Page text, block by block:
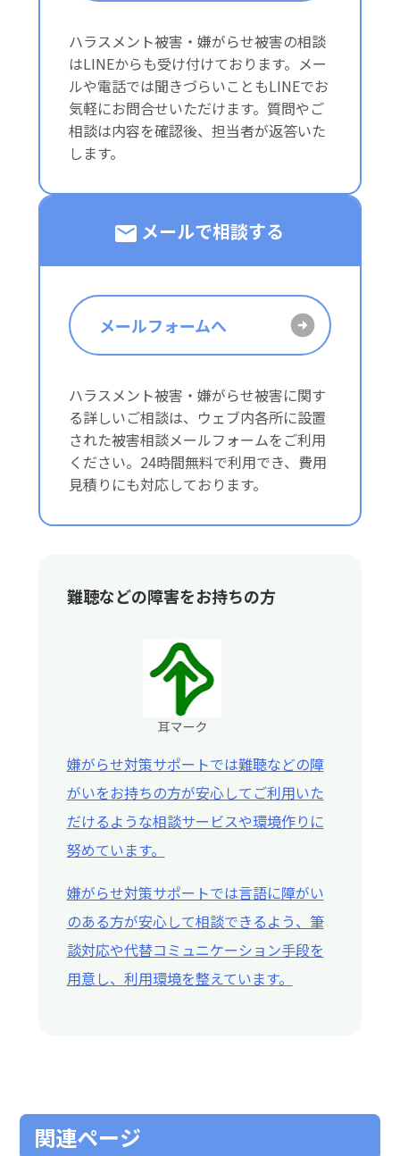
ハラスメント被害・嫌がらせ被害の相談
はLINEからも受け付けております。メー
ルや電話では聞きづらいこともLINEでお
気軽にお問合せいただけます。質問やご
相談は内容を確認後、担当者が返答いた
します。
メールで相談する
メールフォームへ
ハラスメント被害・嫌がらせ被害に関す
る詳しいご相談は、ウェブ内各所に設置
された被害相談メールフォームをご利用
ください。24時間無料で利用でき、費用
見積りにも対応しております。
難聴などの障害をお持ちの方
嫌がらせ対策サポートでは難聴などの障
がいをお持ちの方が安心してご利用いた
だけるような相談サービスや環境作りに
努めています。
嫌がらせ対策サポートでは言語に障がい
のある方が安心して相談できるよう、筆
談対応や代替コミュニケーション手段を
用意し、利用環境を整えています。
関連ページ